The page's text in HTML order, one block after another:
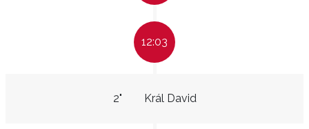
12:03
Král David
2"